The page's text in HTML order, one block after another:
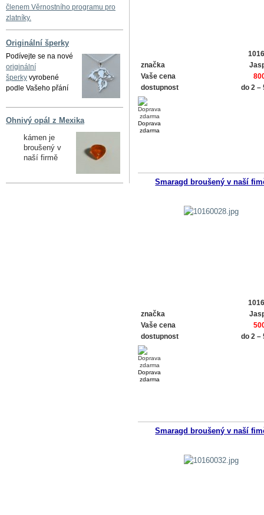
členem Věrnostního programu pro
zlatníky.
Originální šperky
Podívejte se na nové
originální
šperky vyrobené
podle Vašeho přání
Ohnivý opál z Mexika
kámen je
broušený v
naší firmě
značka
Vaše cena
dostupnost
do 2 –
Doprava
zdarma
Smaragd broušený v naší
značka
Vaše cena
dostupnost
do 2 –
Doprava
zdarma
Smaragd broušený v naší